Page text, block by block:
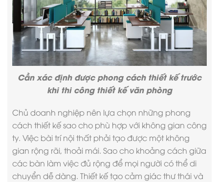
Cần xác định được phong cách thiết kế trước
khi thi công thiết kế văn phòng
Chủ doanh nghiệp nên lựa chọn những phong
cách thiết kế sao cho phù hợp với không gian công
ty. Việc bài trí nội thất phải tạo được một không
gian rộng rãi, thoải mái. Sao cho khoảng cách giữa
các bàn làm việc đủ rộng để mọi người có thể di
chuyển dễ dàng. Thiết kế tạo cảm giác thư thái và